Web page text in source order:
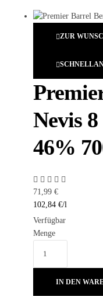
ZUR
Nevis
46%
71,99 €
102,84 €/l
Verfügbar
Menge
IN DEN